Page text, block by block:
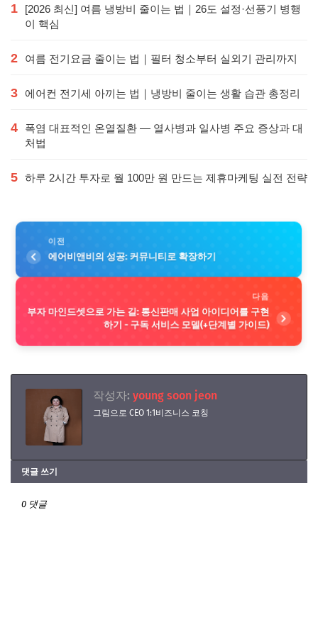
1
[2026 최신] 여름 냉방비 줄이는 법｜26도 설정·선풍기 병행
이 핵심
2 여름 전기요금 줄이는 법｜필터 청소부터 실외기 관리까지
3 에어컨 전기세 아끼는 법｜냉방비 줄이는 생활 습관 총정리
4
폭염 대표적인 온열질환 — 열사병과 일사병 주요 증상과 대
처법
5 하루 2시간 투자로 월 100만 원 만드는 제휴마케팅 실전 전략
이전
에어비앤비의 성공: 커뮤니티로 확장하기
다음
부자 마인드셋으로 가는 길: 통신판매 사업 아이디어를 구현
하기 - 구독 서비스 모델(+단계별 가이드)
작성자: young soon jeon
그림으로 CEO 1:1비즈니스 코칭
댓글 쓰기
0 댓글